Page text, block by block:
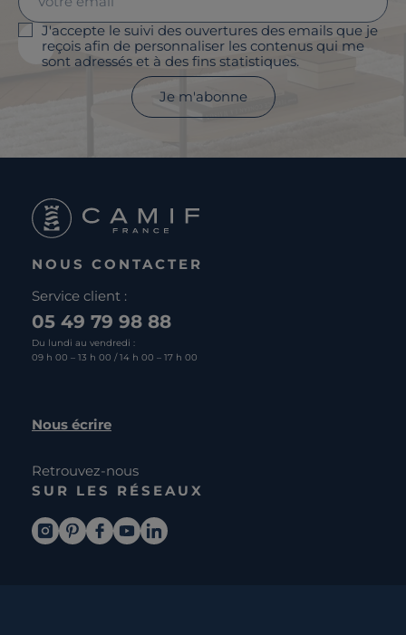
J'accepte le suivi des ouvertures des emails que je
reçois afin de personnaliser les contenus qui me
sont adressés et à des fins statistiques.
Je m'abonne
NOUS CONTACTER
Service client :
05 49 79 98 88
Du lundi au vendredi :
09 h 00 – 13 h 00 / 14 h 00 – 17 h 00
Nous écrire
Retrouvez-nous
SUR LES RÉSEAUX